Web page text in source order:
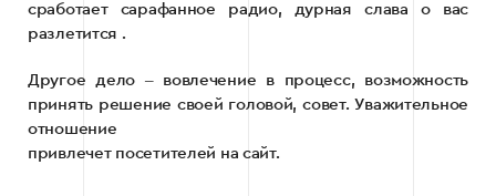
сработает сарафанное радио, дурная слава о вас
разлетится .
Другое дело ‒ вовлечение в процесс, возможность
принять решение своей головой, совет. Уважительное
отношение
привлечет посетителей на сайт.